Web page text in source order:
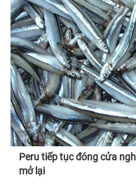
Peru tiếp tục đóng cửa
mở lại